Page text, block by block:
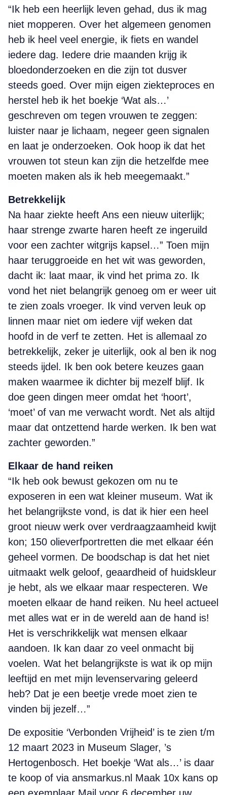
“Ik heb een heerlijk leven gehad, dus ik mag
niet mopperen. Over het algemeen genomen
heb ik heel veel energie, ik fiets en wandel
iedere dag. Iedere drie maanden krijg ik
bloedonderzoeken en die zijn tot dusver
steeds goed. Over mijn eigen ziekteproces en
herstel heb ik het boekje ‘Wat als…’
geschreven om tegen vrouwen te zeggen:
luister naar je lichaam, negeer geen signalen
en laat je onderzoeken. Ook hoop ik dat het
vrouwen tot steun kan zijn die hetzelfde mee
moeten maken als ik heb meegemaakt.”
Betrekkelijk
Na haar ziekte heeft Ans een nieuw uiterlijk;
haar strenge zwarte haren heeft ze ingeruild
voor een zachter witgrijs kapsel…” Toen mijn
haar teruggroeide en het wit was geworden,
dacht ik: laat maar, ik vind het prima zo. Ik
vond het niet belangrijk genoeg om er weer uit
te zien zoals vroeger. Ik vind verven leuk op
linnen maar niet om iedere vijf weken dat
hoofd in de verf te zetten. Het is allemaal zo
betrekkelijk, zeker je uiterlijk, ook al ben ik nog
steeds ijdel. Ik ben ook betere keuzes gaan
maken waarmee ik dichter bij mezelf blijf. Ik
doe geen dingen meer omdat het ‘hoort’,
‘moet’ of van me verwacht wordt. Net als altijd
maar dat ontzettend harde werken. Ik ben wat
zachter geworden.”
Elkaar de hand reiken
“Ik heb ook bewust gekozen om nu te
exposeren in een wat kleiner museum. Wat ik
het belangrijkste vond, is dat ik hier een heel
groot nieuw werk over verdraagzaamheid kwijt
kon; 150 olieverfportretten die met elkaar één
geheel vormen. De boodschap is dat het niet
uitmaakt welk geloof, geaardheid of huidskleur
je hebt, als we elkaar maar respecteren. We
moeten elkaar de hand reiken. Nu heel actueel
met alles wat er in de wereld aan de hand is!
Het is verschrikkelijk wat mensen elkaar
aandoen. Ik kan daar zo veel onmacht bij
voelen. Wat het belangrijkste is wat ik op mijn
leeftijd en met mijn levenservaring geleerd
heb? Dat je een beetje vrede moet zien te
vinden bij jezelf…”
De expositie ‘Verbonden Vrijheid’ is te zien t/m
12 maart 2023 in Museum Slager, ’s
Hertogenbosch. Het boekje ‘Wat als…’ is daar
te koop of via ansmarkus.nl Maak 10x kans op